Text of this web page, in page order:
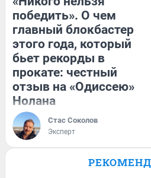
победить». О чем
главный блокбастер
этого года, который
бьет рекорды в
прокате: честный
отзыв на «Одиссею»
Нолана
Стас Соколов
Эксперт